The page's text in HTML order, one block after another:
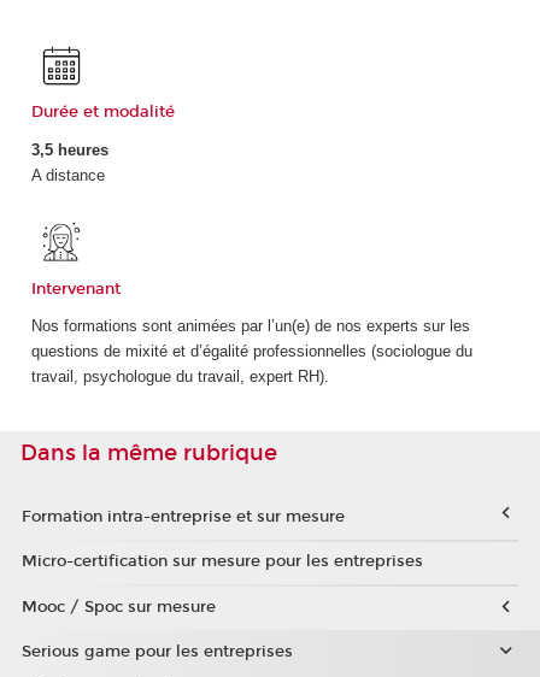
Durée et modalité
3,5 heures
A distance
Intervenant
Nos formations sont animées par l’un(e) de nos experts sur les
questions de mixité et d’égalité professionnelles (sociologue du
travail, psychologue du travail, expert RH).
Dans la même rubrique
Formation intra-entreprise et sur mesure
Micro-certification sur mesure pour les entreprises
Mooc / Spoc sur mesure
Serious game pour les entreprises